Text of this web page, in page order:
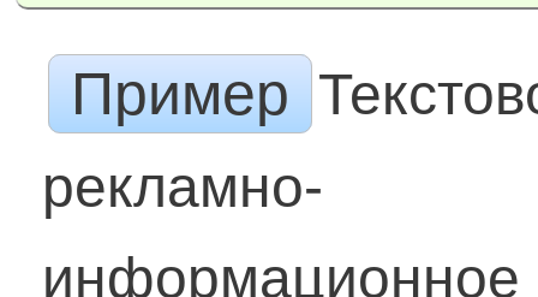
Пример
рекламно-
информационное